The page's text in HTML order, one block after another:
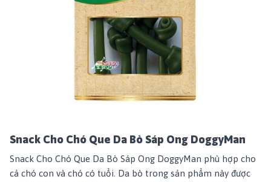
Snack Cho Chó Que Da Bò Sáp Ong DoggyMan
Snack Cho Chó Que Da Bò Sáp Ong DoggyMan phù hợp cho
cả chó con và chó có tuổi. Da bò trong sản phẩm này được